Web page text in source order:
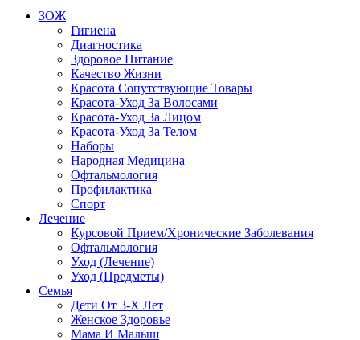
ЗОЖ
Гигиена
Диагностика
Здоровое Питание
Качество Жизни
Красота Сопутствующие Товары
Красота-Уход За Волосами
Красота-Уход За Лицом
Красота-Уход За Телом
Наборы
Народная Медицина
Офтальмология
Профилактика
Спорт
Лечение
Курсовой Прием/Хронические Заболевания
Офтальмология
Уход (Лечение)
Уход (Предметы)
Семья
Дети От 3-Х Лет
Женское Здоровье
Мама И Малыш